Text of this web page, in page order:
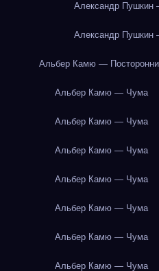
Александр Пушкин
Александр Пушкин
Альбер Камю —
Альбер Камю — Чума
Альбер Камю — Чума
Альбер Камю — Чума
Альбер Камю — Чума
Альбер Камю — Чума
Альбер Камю — Чума
Альбер Камю — Чума